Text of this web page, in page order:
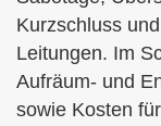
Kurzschluss
Leitungen. Im
Aufräum- und
sowie Kosten